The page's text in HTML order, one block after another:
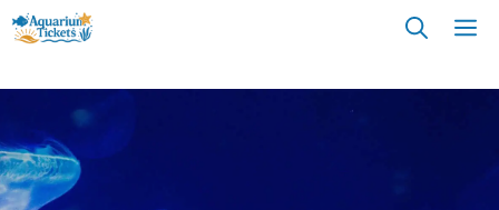
Saltar
para
conteúdo